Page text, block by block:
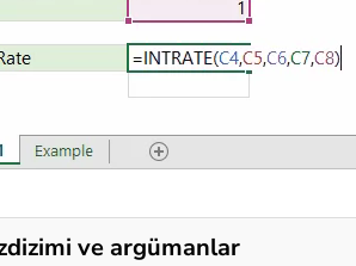
ve argümanlar